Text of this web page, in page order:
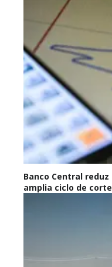
Banco Central
amplia ciclo de